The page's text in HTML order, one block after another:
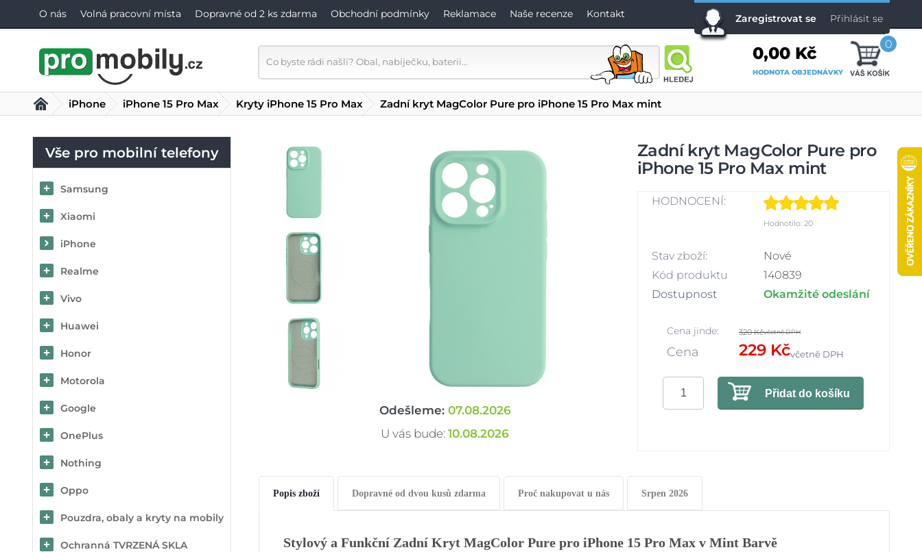
O nás Volná pracovní místa Dopravné od 2 ks zdarma Obchodní podmínky Reklamace Naše recenze Kontakt Zaregistrovat se Přihlásit se
0,00 Kč
HODNOTA OBJEDNÁVKY
0
Vše pro mobilní telefony
Samsung
Xiaomi
iPhone
Realme
Vivo
Huawei
Honor
Motorola
Google
OnePlus
Nothing
Oppo
Pouzdra, obaly a kryty na mobily
Ochranná TVRZENÁ SKLA
iPhone iPhone 15 Pro Max Kryty iPhone 15 Pro Max Zadní kryt MagColor Pure pro iPhone 15 Pro Max mint
Odešleme: 07.08.2026
U vás bude:10.08.2026
Zadní kryt MagColor Pure pro
iPhone 15 Pro Max mint
HODNOCENÍ:
Hodnotilo: 20
Stav zboží:
Nové
Kód produktu
140839
Dostupnost
Okamžité odeslání
Cena jinde: 320 Kčvčetně DPH
Cena 229 Kčvčetně DPH
Přidat do košíku
Popis zboží Dopravné od dvou kusů zdarma Proč nakupovat u nás Srpen 2026
Stylový a Funkční Zadní Kryt MagColor Pure pro iPhone 15 Pro Max v Mint Barvě